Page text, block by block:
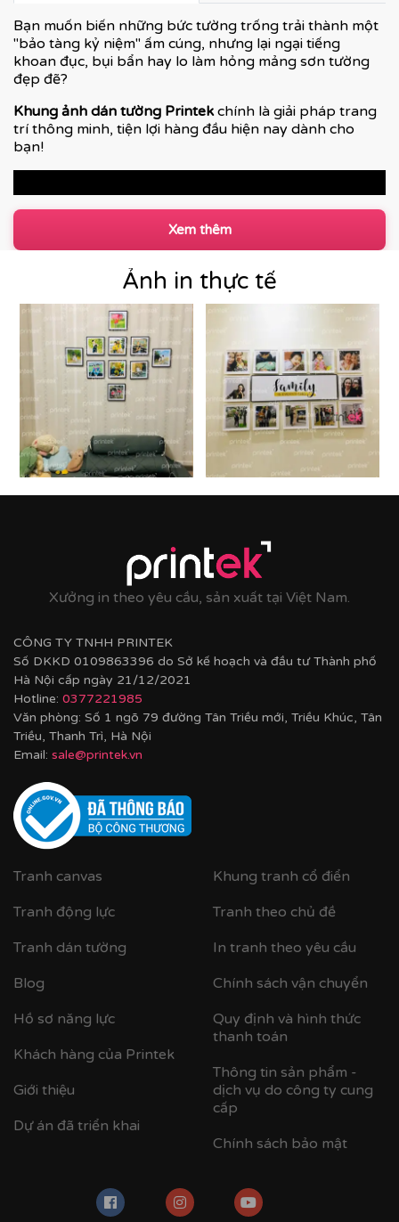
Bạn muốn biến những bức tường trống trải thành một
"bảo tàng kỷ niệm" ấm cúng, nhưng lại ngại tiếng
khoan đục, bụi bẩn hay lo làm hỏng mảng sơn tường
đẹp đẽ?
Khung ảnh dán tường Printekchính là giải pháp trang
trí thông minh, tiện lợi hàng đầu hiện nay dành cho
bạn!
ĐIỂM CỘNG VƯỢT TRỘI CHỈ CÓ TẠI KHUNG ẢNH
DÁN TƯỜNG PRINTEK:
1. Dán chắc chắn – Không lo hỏng tường:
khoan. Đặc biệt, khi muốn di chuyển hay bóc ra, tường
nhà bạn vẫn hoàn toàn nguyên vẹn, không để lại vết
keo thừa hay làm bong tróc sơn.
2. Chất lượng cao cấp:
được tái hiện một cách sống động nhất.
- Khung bo viền nhựa composite:Siêu nhẹ, chống cong
- Mặt tranh ốp mica trong suốt:
Thay thế cho kính
truyền thống, giúp tranh giữ được độ trong suốt hoàn
hảo, không bị mờ đục lại cực kỳ an toàn, chống vỡ —
đặc biệt phù hợp với gia đình có trẻ nhỏ.
Xem thêm
Ảnh in thực tế
Xưởng in theo yêu cầu, sản xuất tại Việt Nam.
CÔNG TY TNHH PRINTEK
Số DKKD 0109863396 do Sở kế hoạch và đầu tư Thành phố
Hà Nội cấp ngày 21/12/2021
Hotline: 0377221985
Văn phòng: Số 1 ngõ 79 đường Tân Triều mới, Triều Khúc, Tân
Triều, Thanh Trì, Hà Nội
Email: sale@printek.vn
Tranh canvas
Tranh động lực
Tranh dán tường
Blog
Hồ sơ năng lực
Khách hàng của Printek
Giới thiệu
Dự án đã triển khai
Khung tranh cổ điển
Tranh theo chủ đề
In tranh theo yêu cầu
Chính sách vận chuyển
Quy định và hình thức
thanh toán
Thông tin sản phẩm -
dịch vụ do công ty cung
cấp
Chính sách bảo mật